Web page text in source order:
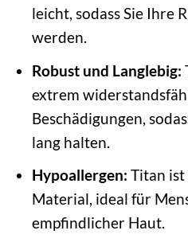
leicht, sodass Sie Ihre
werden.
Robust und Langlebig:
extrem
Beschädigungen,
lang halten.
Hypoallergen: Titan ist
Material, ideal für
empfindlicher Haut.